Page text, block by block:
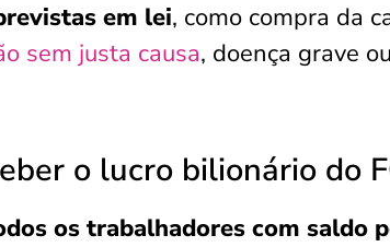
em lei, como compra da
sem justa causa, doença grave
o lucro bilionário do
os trabalhadores com saldo